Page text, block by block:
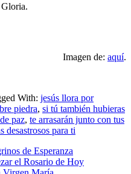
Imagen de: aquí.
With: jesús llora por
piedra, si tú también hubieras
paz, te arrasarán junto con tus
desastrosos para ti